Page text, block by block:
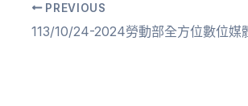
Post
navigation
PREVIOUS